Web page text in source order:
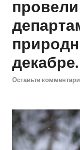
декабре.
Оставьте